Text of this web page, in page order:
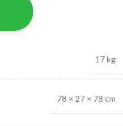
17 kg
78 × 27 × 78 cm